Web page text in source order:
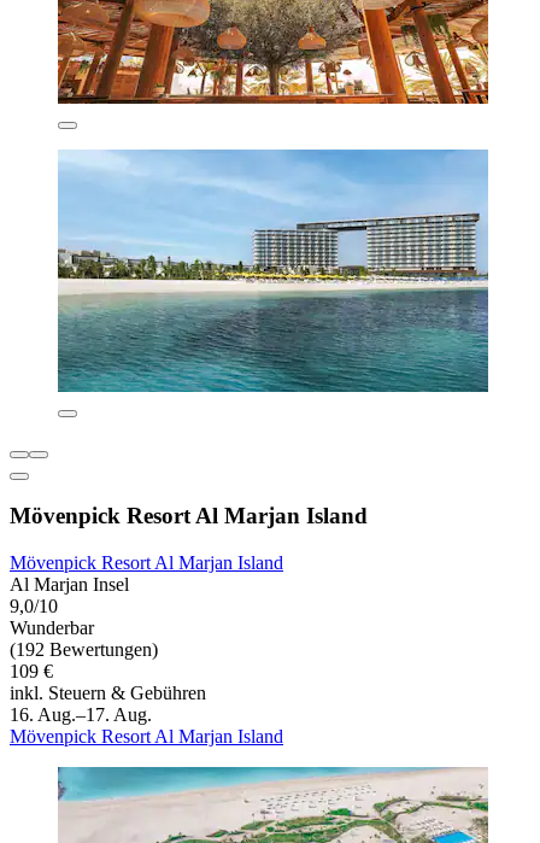
Mövenpick Resort Al Marjan Island
Mövenpick Resort Al Marjan Island
Al Marjan Insel
9,0/10
Wunderbar
(192 Bewertungen)
109 €
inkl. Steuern & Gebühren
16. Aug.–17. Aug.
Mövenpick Resort Al Marjan Island